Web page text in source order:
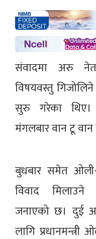
संवादमा अरु
विषयवस्तु
सुरु गरेका थिए।
मंगलबार वान टू वान
बुधबार समेत ओली-
विवाद मिलाउने
जनाएको छ। दुई
लागि